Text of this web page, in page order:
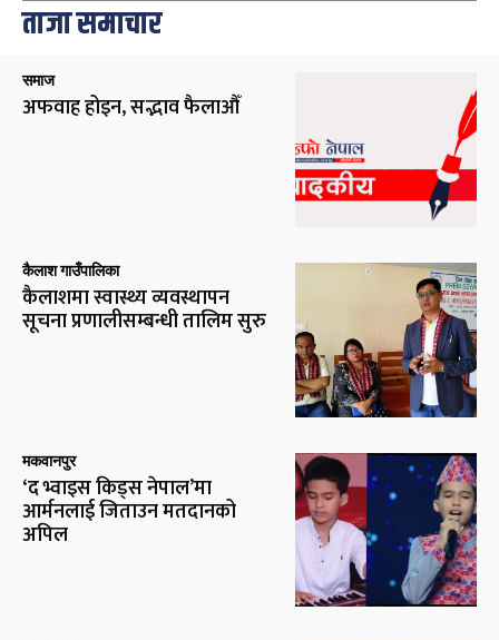
ताजा समाचार
समाज
अफवाह होइन, सद्भाव फैलाऔँ
कैलाश गाउँपालिका
कैलाशमा स्वास्थ्य व्यवस्थापन
सूचना प्रणालीसम्बन्धी तालिम सुरु
मकवानपुर
‘द भ्वाइस किड्स नेपाल’मा
आर्मनलाई जिताउन मतदानको
अपिल